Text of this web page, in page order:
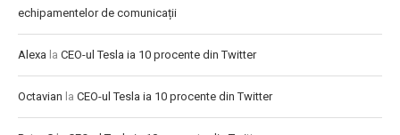
echipamentelor de comunicații
Alexa la CEO-ul Tesla ia 10 procente din Twitter
Octavian la CEO-ul Tesla ia 10 procente din Twitter